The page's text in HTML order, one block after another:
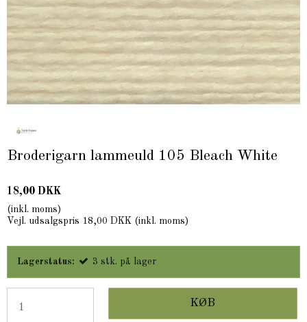
Broderigarn lammeuld 105 Bleach White
18,00 DKK
(inkl. moms)
Vejl. udsalgspris 18,00 DKK (inkl. moms)
Lagerstatus: 3 stk. på lager
KØB